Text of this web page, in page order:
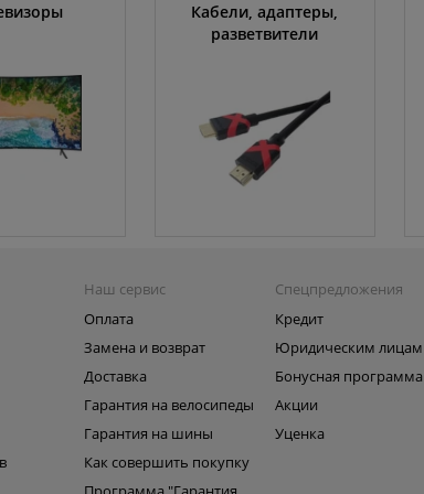
Кабели, адаптеры,
разветвители
Наш сервис
Оплата
Замена и возврат
Доставка
Гарантия на велосипеды
Гарантия на шины
Как совершить покупку
Спецпредложения
Кредит
Юридическим лицам
Бонусная программа
Акции
Уценка